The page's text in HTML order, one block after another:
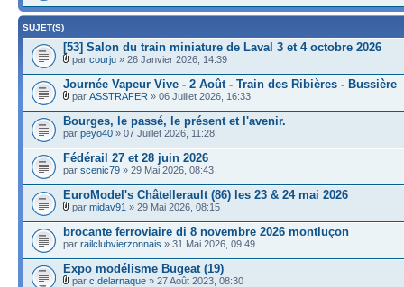
SUJET(S)
[53] Salon du train miniature de Laval 3 et 4 octobre 2026
par courju » 26 Janvier 2026, 14:39
Journée Vapeur Vive - 2 Août - Train des Ribières - Bussière
par ASSTRAFER » 06 Juillet 2026, 16:33
Bourges, le passé, le présent et l'avenir.
par peyo40 » 07 Juillet 2026, 11:28
Fédérail 27 et 28 juin 2026
par scenic79 » 29 Mai 2026, 08:43
EuroModel's Châtellerault (86) les 23 & 24 mai 2026
par midav91 » 29 Mai 2026, 08:15
brocante ferroviaire di 8 novembre 2026 montluçon
par railclubvierzonnais » 31 Mai 2026, 09:49
Expo modélisme Bugeat (19)
par c.delarnaque » 27 Août 2023, 08:30